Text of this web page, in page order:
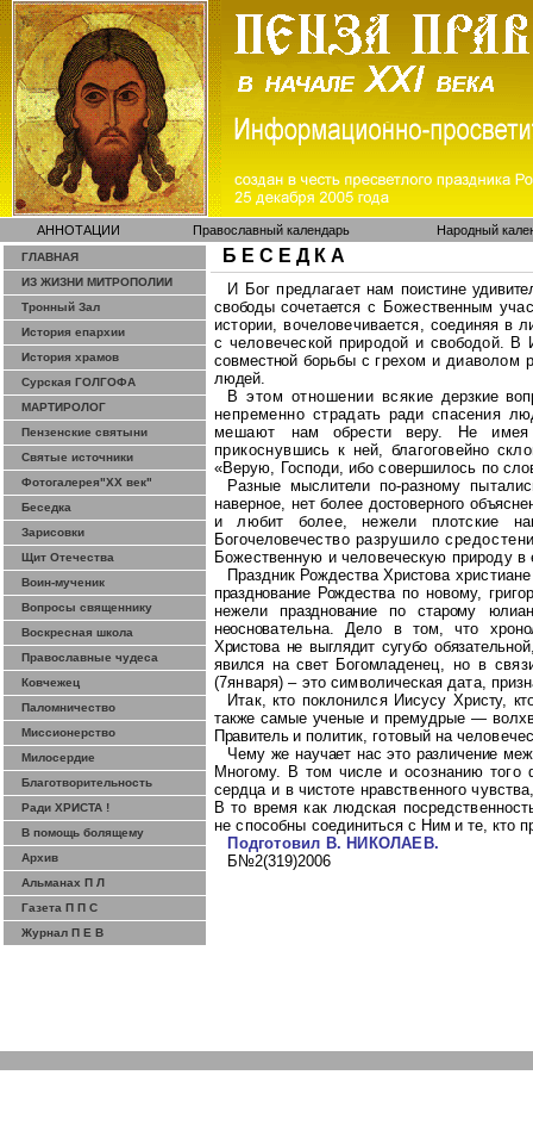
АННОТАЦИИ Православный календарь Народный
ГЛАВНАЯ
ИЗ ЖИЗНИ МИТРОПОЛИИ
Тронный Зал
История епархии
История храмов
Сурская ГОЛГОФА
МАРТИРОЛОГ
Пензенские святыни
Святые источники
Фотогалерея"ХХ век"
Беседка
Зарисовки
Щит Отечества
Воин-мученик
Вопросы священнику
Воскресная школа
Православные чудеса
Ковчежец
Паломничество
Миссионерство
Милосердие
Благотворительность
Ради ХРИСТА !
В помощь болящему
Архив
Альманах П Л
Газета П П С
Журнал П Е В
Б Е С Е Д К А
И Бог предлагает нам поистине
свободы сочетается с Божественным
истории,вочеловечивается, соединяя в
с человеческой природой и свободой. В
совместной борьбы с грехом и диаволом
людей.
В этом отношении всякиедерзкие
непременно страдать ради спасения
мешают нам обрести веру. Не
имея
прикоснувшись к ней,благоговейно скло
«Верую, Господи,ибо совершилось по
Разные мыслители по-разному
наверное, нет более достоверного
и
любит более,нежели плотские
Богочеловечество разрушило
Божественную и человеческую природу в
Праздник Рождества Христова христиане
празднование Рождества по новому,
нежелипразднование по старому
юлиан
неосновательна.Дело в том,что хро
Христова не выглядит сугубо обязательной
явился на свет Богомладенец, но в
(7января) – это символическая дата,
Итак,кто поклонился ИисусуХристу,
также самые ученые и премудрые —
Правитель и политик,готовый на человечес
Чему же научает нас это различение
Многому. В том числе и осознанию того
сердца и в чистоте нравственного чувства
В то время как людская посред
не способны соединиться с Ним и те,кто
Подготовил В. НИКОЛАЕВ.
Б №2(319)2006